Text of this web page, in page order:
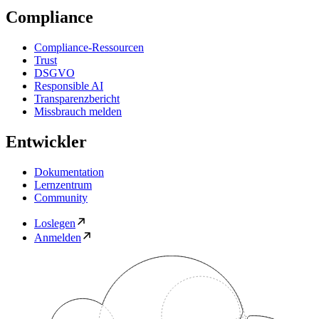
Compliance
Compliance-Ressourcen
Trust
DSGVO
Responsible AI
Transparenzbericht
Missbrauch melden
Entwickler
Dokumentation
Lernzentrum
Community
Loslegen
Anmelden